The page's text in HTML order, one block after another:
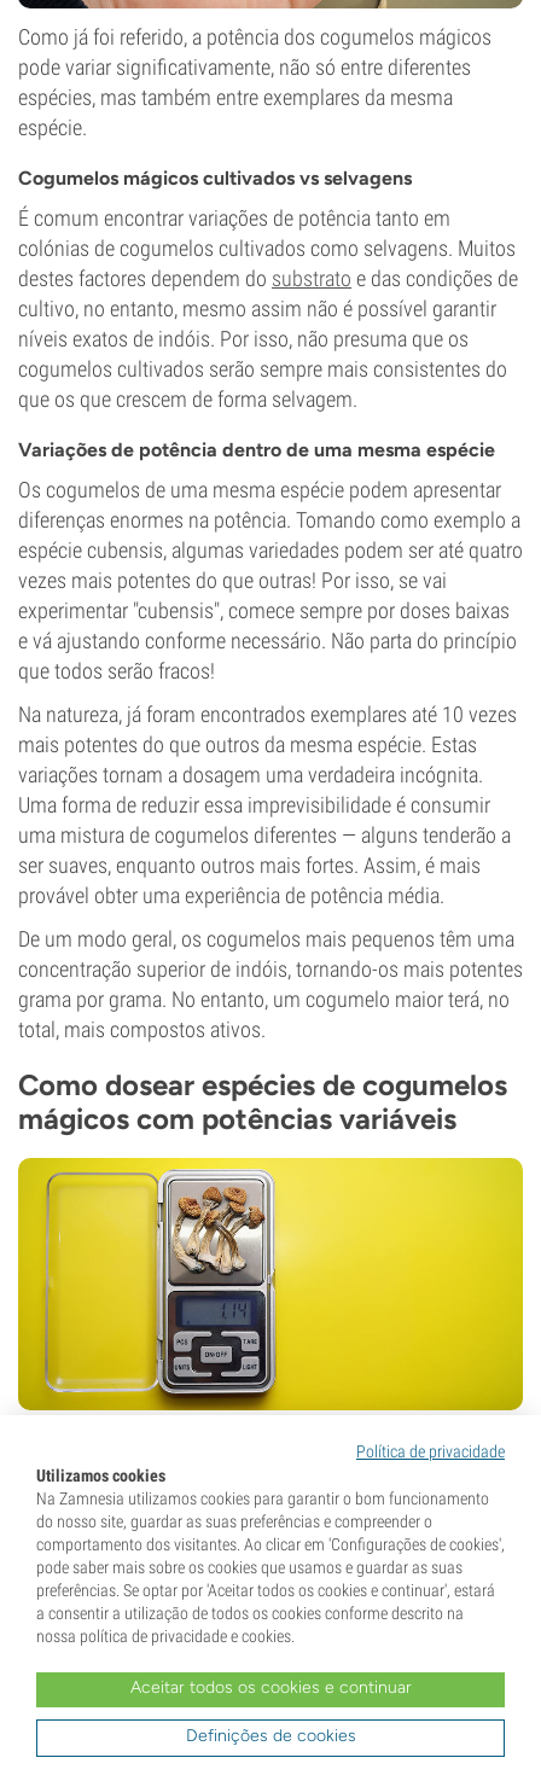
Como já foi referido, a potência dos cogumelos mágicos
pode variar significativamente, não só entre diferentes
espécies, mas também entre exemplares da mesma
espécie.
Cogumelos mágicos cultivados vs selvagens
É comum encontrar variações de potência tanto em
colónias de cogumelos cultivados como selvagens. Muitos
destes factores dependem do substrato e das condições de
cultivo, no entanto, mesmo assim não é possível garantir
níveis exatos de indóis. Por isso, não presuma que os
cogumelos cultivados serão sempre mais consistentes do
que os que crescem de forma selvagem.
Variações de potência dentro de uma mesma espécie
Os cogumelos de uma mesma espécie podem apresentar
diferenças enormes na potência. Tomando como exemplo a
espécie cubensis, algumas variedades podem ser até quatro
vezes mais potentes do que outras! Por isso, se vai
experimentar "cubensis", comece sempre por doses baixas
e vá ajustando conforme necessário. Não parta do princípio
que todos serão fracos!
Na natureza, já foram encontrados exemplares até 10 vezes
mais potentes do que outros da mesma espécie. Estas
variações tornam a dosagem uma verdadeira incógnita.
Uma forma de reduzir essa imprevisibilidade é consumir
uma mistura de cogumelos diferentes — alguns tenderão a
ser suaves, enquanto outros mais fortes. Assim, é mais
provável obter uma experiência de potência média.
De um modo geral, os cogumelos mais pequenos têm uma
concentração superior de indóis, tornando-os mais potentes
grama por grama. No entanto, um cogumelo maior terá, no
total, mais compostos ativos.
Como dosear espécies de cogumelos
mágicos com potências variáveis
Comece devagar. Se não tem experiência, ou está a
experimentar uma nova espécie e desconhece o seu nível
de potência, o mais sensato é agir com cautela. Mais vale
tomar uma dose menor – pode sempre aumentar numa
próxima vez.
No caso dos cogumelos cubensis cultivados em casa, pode
recorrer à nossa calculadora de doses para estimar uma
estes valores são apenas médias, servindo como referência,
não podendo garantir uma dose exata.
Política de privacidade
Utilizamos cookies
Na Zamnesia utilizamos cookies para garantir o bom funcionamento
do nosso site, guardar as suas preferências e compreender o
comportamento dos visitantes. Ao clicar em 'Configurações de cookies',
pode saber mais sobre os cookies que usamos e guardar as suas
preferências. Se optar por 'Aceitar todos os cookies e continuar', estará
a consentir a utilização de todos os cookies conforme descrito na
nossa política de privacidade e cookies.
Aceitar todos os cookies e continuar
Definições de cookies